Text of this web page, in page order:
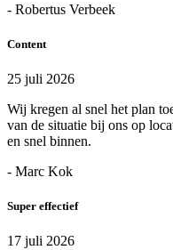
- Robertus Verbeek
Content
25 juli 2026
Wij kregen al snel het plan
van de situatie bij ons op
en snel binnen.
- Marc Kok
Super effectief
17 juli 2026